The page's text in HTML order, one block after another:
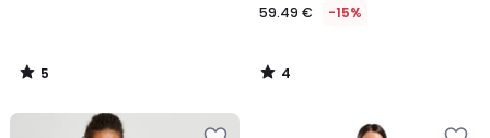
5
/
59.49 € -15%
4
/